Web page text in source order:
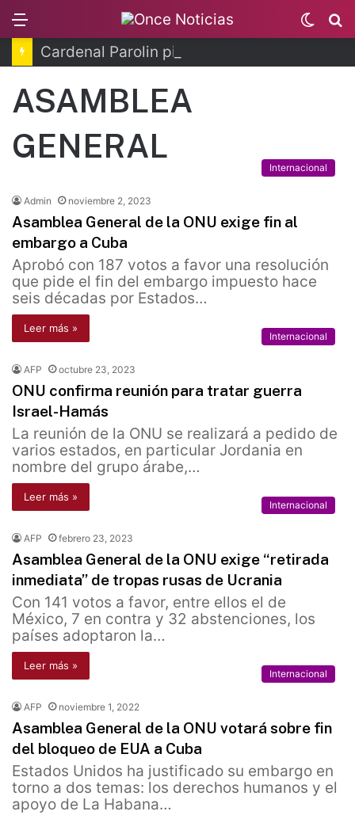
Switch
skin
ASAMBLEA
GENERAL
Internacional
Admin noviembre 2, 2023
Asamblea General de la ONU exige fin al
embargo a Cuba
Aprobó con 187 votos a favor una resolución
que pide el fin del embargo impuesto hace
seis décadas por Estados…
Leer más »
Internacional
AFP octubre 23, 2023
ONU confirma reunión para tratar guerra
Israel-Hamás
La reunión de la ONU se realizará a pedido de
varios estados, en particular Jordania en
nombre del grupo árabe,…
Leer más »
Internacional
AFP febrero 23, 2023
Asamblea General de la ONU exige “retirada
inmediata” de tropas rusas de Ucrania
Con 141 votos a favor, entre ellos el de
México, 7 en contra y 32 abstenciones, los
países adoptaron la…
Leer más »
Internacional
AFP noviembre 1, 2022
Asamblea General de la ONU votará sobre fin
del bloqueo de EUA a Cuba
Estados Unidos ha justificado su embargo en
torno a dos temas: los derechos humanos y el
apoyo de La Habana…